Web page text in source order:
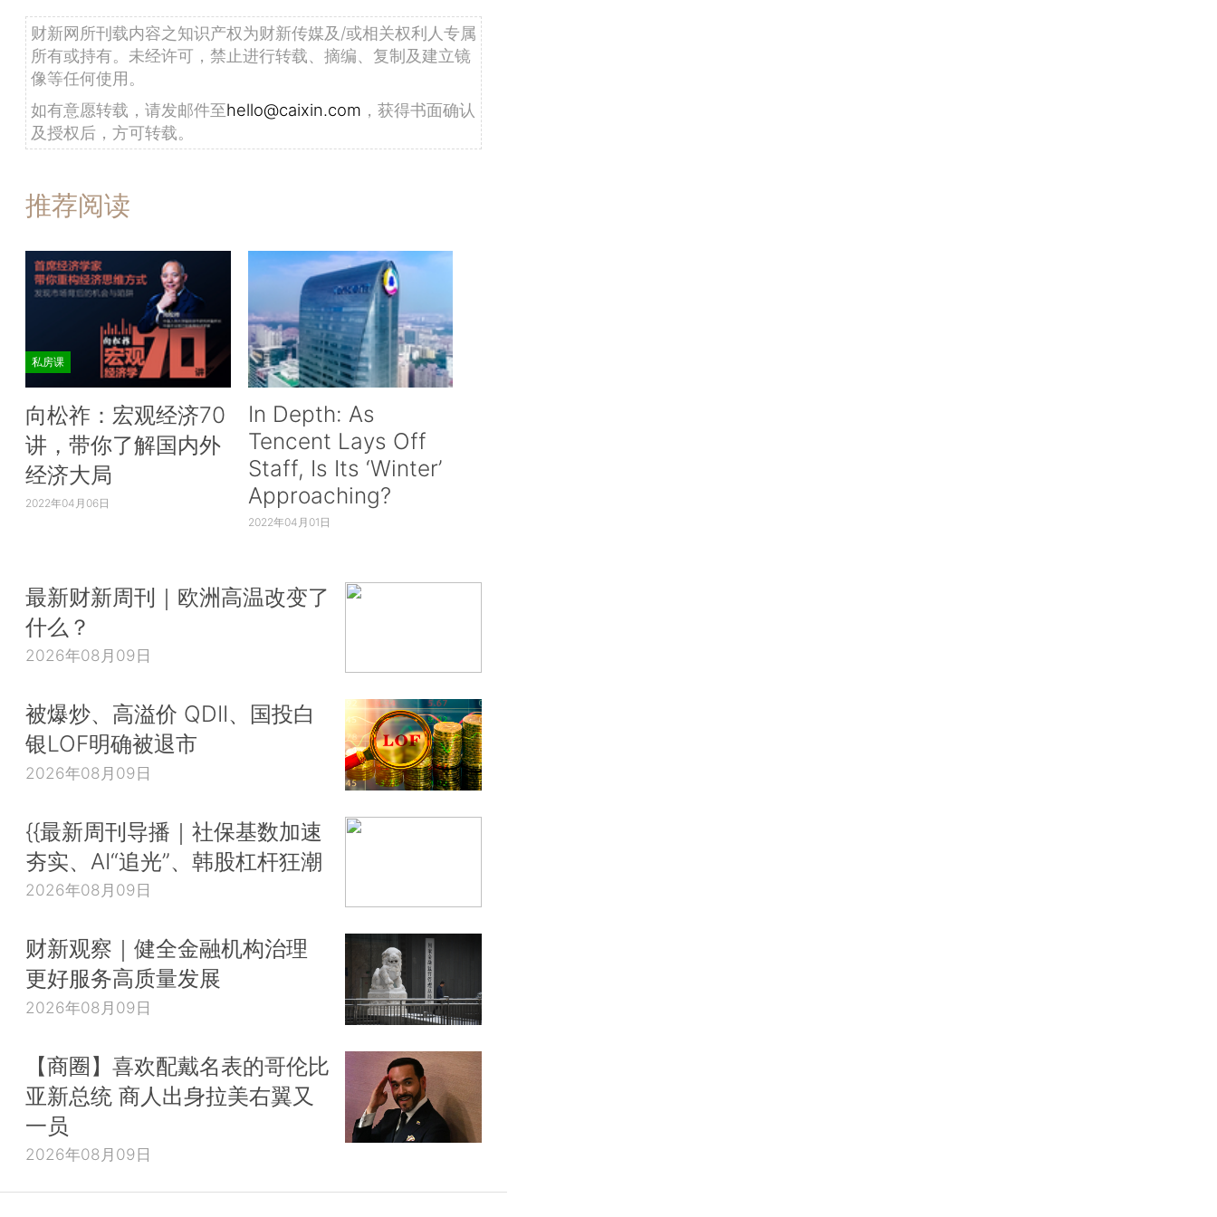
财新网所刊载内容之知识产权为财新传媒及/或相关权利人专属
所有或持有。未经许可，禁止进行转载、摘编、复制及建立镜
像等任何使用。
如有意愿转载，请发邮件至hello@caixin.com ，获得书面确认
及授权后，方可转载。
推荐阅读
私房课
向松祚：宏观经济70
讲，带你了解国内外
经济大局
2022年04月06日
In Depth: As
Tencent Lays Off
Staff, Is Its ‘Winter’
Approaching?
2022年04月01日
最新财新周刊｜欧洲高温改变了
什么？
2026年08月09日
被爆炒、高溢价 QDII、国投白
银LOF明确被退市
2026年08月09日
{{最新周刊导播｜社保基数加速
夯实、AI“追光”、韩股杠杆狂潮
2026年08月09日
财新观察｜健全金融机构治理
更好服务高质量发展
2026年08月09日
【商圈】喜欢配戴名表的哥伦比
亚新总统 商人出身拉美右翼又
一员
2026年08月09日